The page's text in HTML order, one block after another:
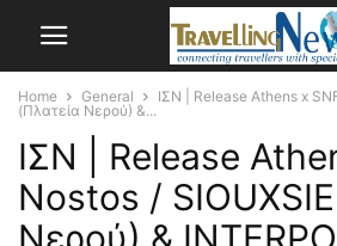
Home General
ΙΣΝ | Release Athens x
(Πλατεία Νερού) &...
ΙΣΝ | Release
Nostos /